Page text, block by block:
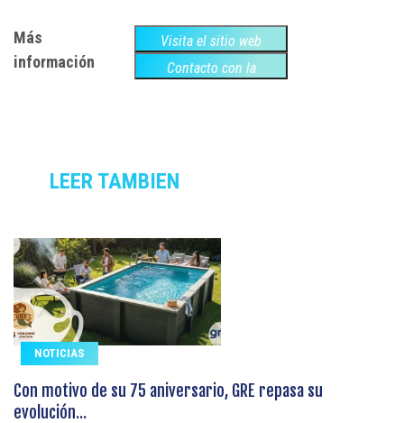
Más
información
Visita el sitio web
Contacto con la
LEER TAMBIEN
NOTICIAS
Con motivo de su 75 aniversario, GRE repasa su
evolución...